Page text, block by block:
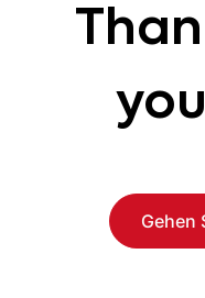
Gehen